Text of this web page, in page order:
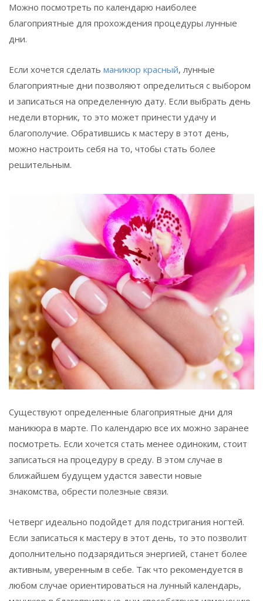
Можно посмотреть по календарю наиболее
благоприятные для прохождения процедуры лунные
дни.
Если хочется сделать маникюр красный, лунные
благоприятные дни позволяют определиться с выбором
и записаться на определенную дату. Если выбрать день
недели вторник, то это может принести удачу и
благополучие. Обратившись к мастеру в этот день,
можно настроить себя на то, чтобы стать более
решительным.
Существуют определенные благоприятные дни для
маникюра в марте. По календарю все их можно заранее
посмотреть. Если хочется стать менее одиноким, стоит
записаться на процедуру в среду. В этом случае в
ближайшем будущем удастся завести новые
знакомства, обрести полезные связи.
Четверг идеально подойдет для подстригания ногтей.
Если записаться к мастеру в этот день, то это позволит
дополнительно подзарядиться энергией, станет более
активным, уверенным в себе. Так что рекомендуется в
любом случае ориентироваться на лунный календарь,